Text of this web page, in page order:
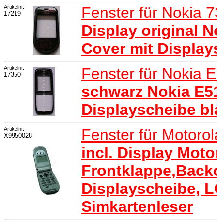
Artikelnr.:
17219
Fenster für Nokia
Display original
Cover mit
Artikelnr.:
17350
Fenster für Nokia
schwarz Nokia
Displayscheibe
Artikelnr.:
X9950028
Fenster für
incl. Display
Displayscheibe,
Simkartenleser